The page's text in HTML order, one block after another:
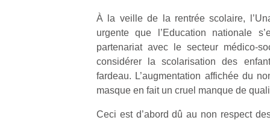
À la veille de la rentrée scolaire,
urgente que l’Education nationale
partenariat avec le secteur médico-
considérer la scolarisation des
fardeau. L’augmentation affichée du
masque en fait un cruel manque de
Ceci est d’abord dû au non respect